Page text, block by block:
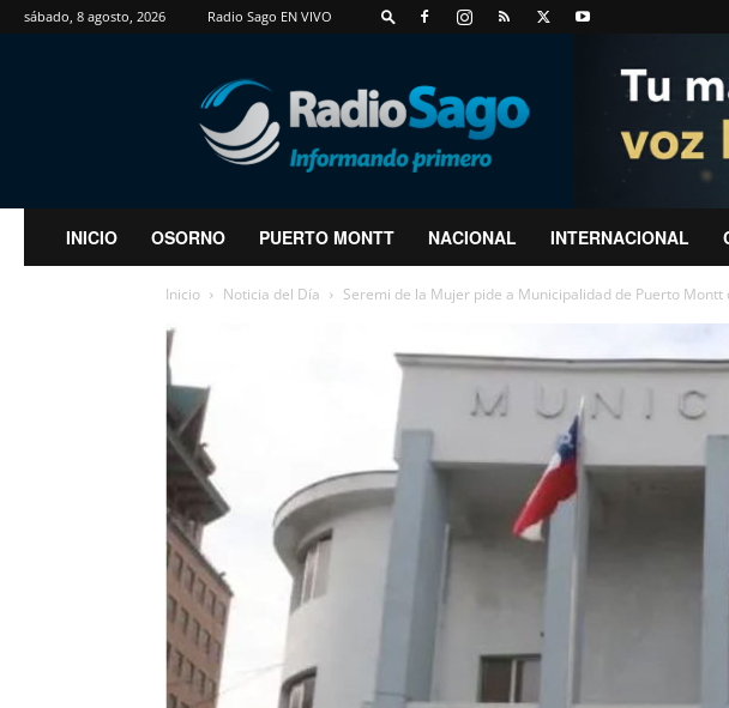
sábado, 8 agosto, 2026 Radio Sago EN VIVO
RadioSago
INICIO OSORNO PUERTO MONTT NACIONAL INTERNACIONAL
Inicio Noticia del Día Seremi de la Mujer pide a Municipalidad de Puerto Montt